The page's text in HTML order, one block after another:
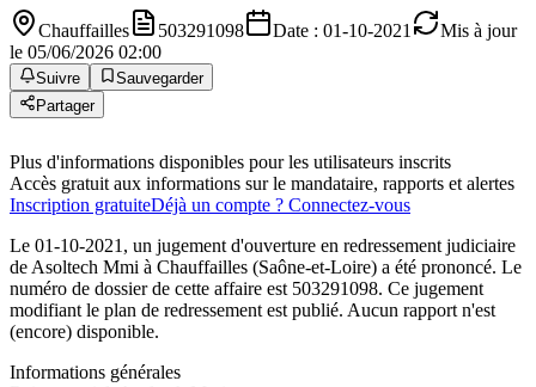
Chauffailles 503291098 Date : 01-10-2021
Mis à jour
le 05/06/2026 02:00
Suivre
Sauvegarder
Partager
Plus d'informations disponibles pour les utilisateurs inscrits
Accès gratuit aux informations sur le mandataire, rapports et alertes
Inscription gratuiteDéjà un compte ? Connectez-vous
Le 01-10-2021, un jugement d'ouverture en redressement judiciaire
de Asoltech Mmi à Chauffailles (Saône-et-Loire) a été prononcé. Le
numéro de dossier de cette affaire est 503291098. Ce jugement
modifiant le plan de redressement est publié. Aucun rapport n'est
(encore) disponible.
Informations générales